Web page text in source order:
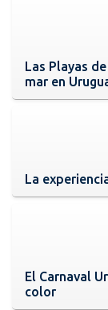
Las Playas
mar en
La
El Carnaval
color